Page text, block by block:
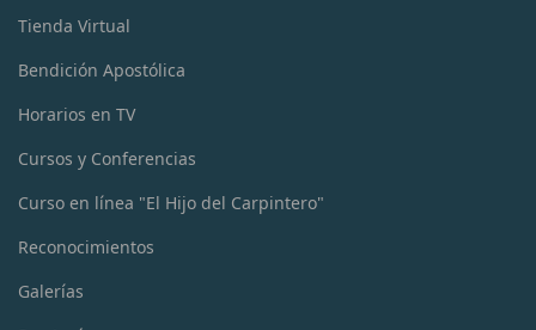
Tienda Virtual
Bendición Apostólica
Horarios en TV
Cursos y Conferencias
Curso en línea "El Hijo del Carpintero"
Reconocimientos
Galerías